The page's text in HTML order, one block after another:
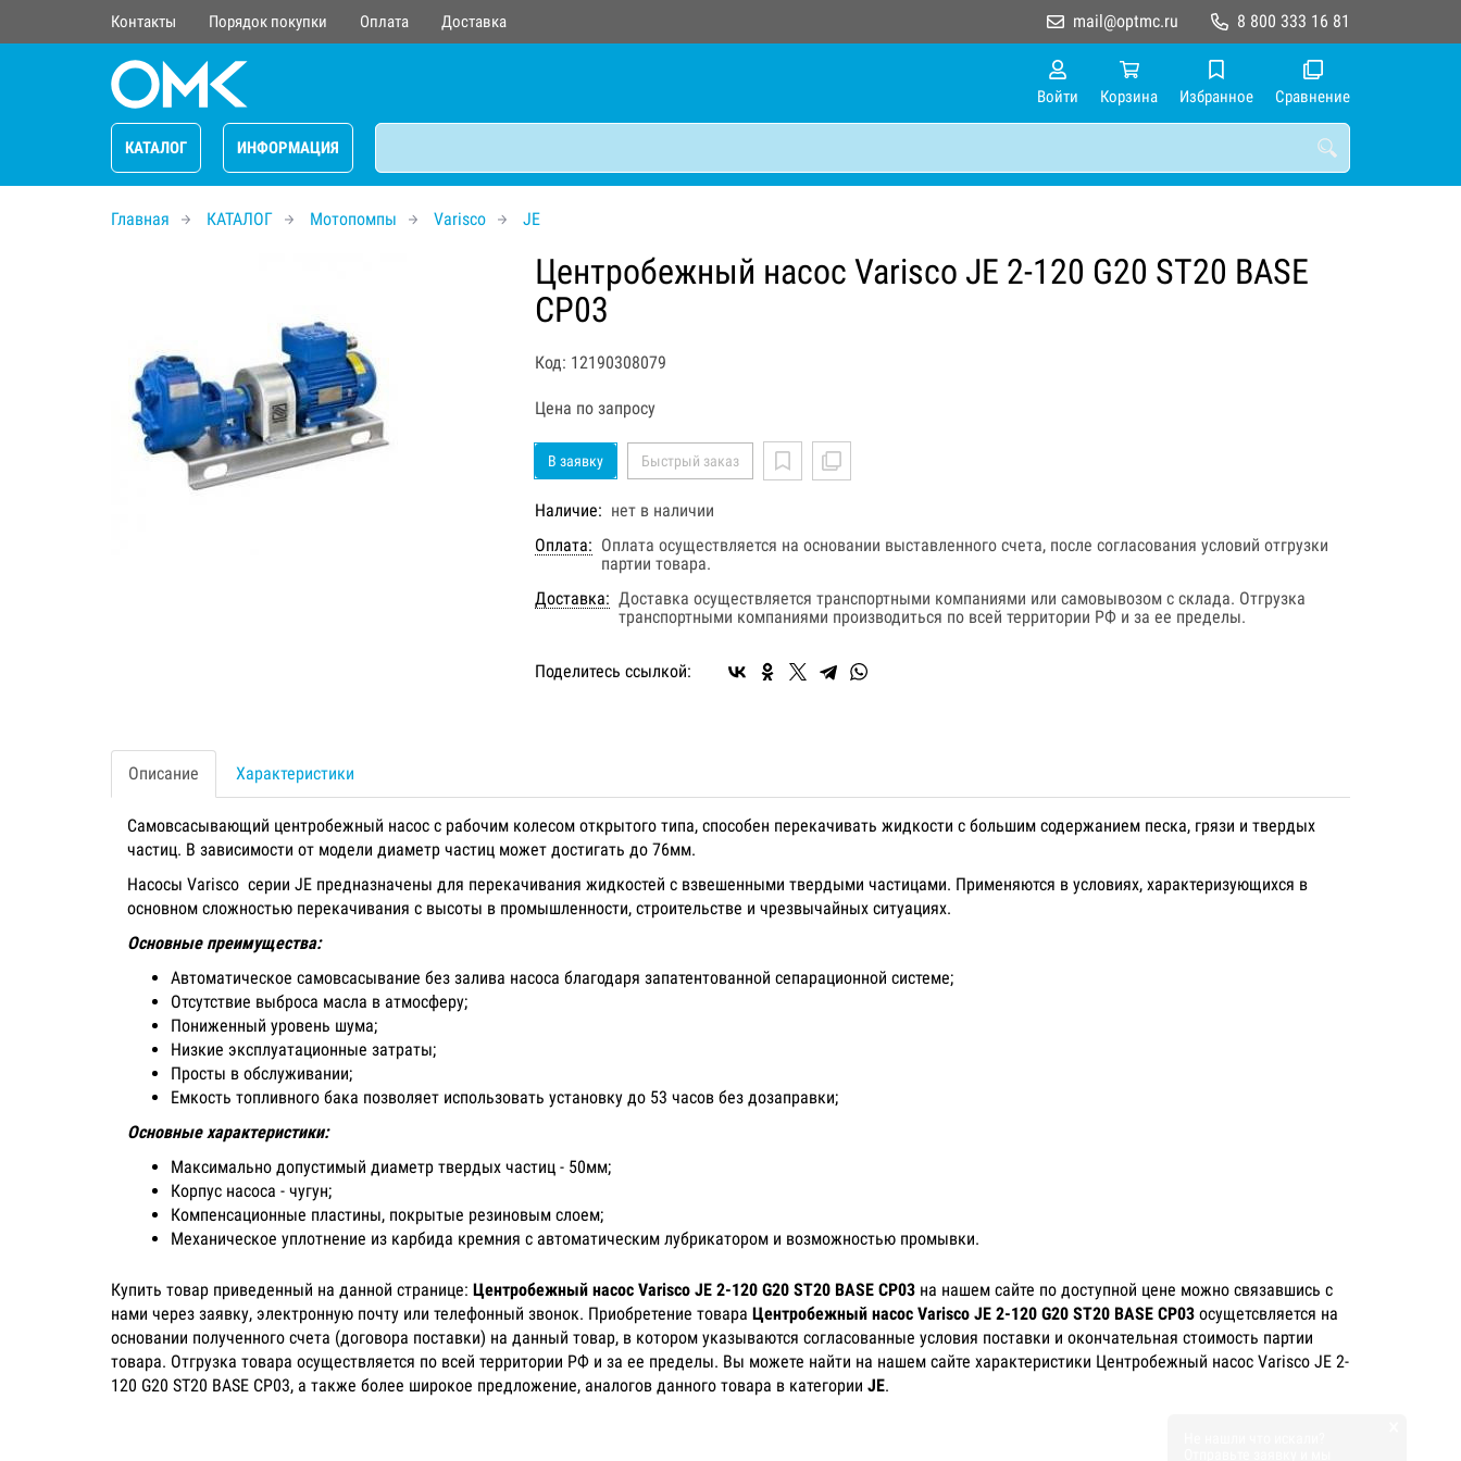
Контакты Порядок покупки Оплата Доставка 8 800 333 16 81
mail@optmc.ru
Войти Корзина Избранное Сравнение
КАТАЛОГ ИНФОРМАЦИЯ
Главная КАТАЛОГ Мотопомпы Varisco JE
Центробежный насос Varisco JE 2-120 G20 ST20 BASE
CP03
Код: 12190308079
Цена по запросу
В заявку Быстрый заказ
Наличие: нет в наличии
Оплата: Оплата осуществляется на основании выставленного счета, после согласования условий отгрузки
партии товара.
Доставка: Доставка осуществляется транспортными компаниями или самовывозом с склада. Отгрузка
транспортными компаниями производиться по всей территории РФ и за ее пределы.
Поделитесь ссылкой:
Описание Характеристики
Самовсасывающий центробежный насос с рабочим колесом открытого типа, способен перекачивать жидкости с большим содержанием песка, грязи и твердых
частиц. В зависимости от модели диаметр частиц может достигать до 76мм.
Насосы Varisco серии JE предназначены для перекачивания жидкостей с взвешенными твердыми частицами. Применяются в условиях, характеризующихся в
основном сложностью перекачивания с высоты в промышленности, строительстве и чрезвычайных ситуациях.
Основные преимущества:
Автоматическое самовсасывание без залива насоса благодаря запатентованной сепарационной системе;
Отсутствие выброса масла в атмосферу;
Пониженный уровень шума;
Низкие эксплуатационные затраты;
Просты в обслуживании;
Емкость топливного бака позволяет использовать установку до 53 часов без дозаправки;
Основные характеристики:
Максимально допустимый диаметр твердых частиц - 50мм;
Корпус насоса - чугун;
Компенсационные пластины, покрытые резиновым слоем;
Механическое уплотнение из карбида кремния с автоматическим лубрикатором и возможностью промывки.
Купить товар приведенный на данной странице: Центробежный насос Varisco JE 2-120 G20 ST20 BASE CP03 на нашем сайте по доступной цене можно связавшись с
нами через заявку, электронную почту или телефонный звонок. Приобретение товара Центробежный насос Varisco JE 2-120 G20 ST20 BASE CP03 осущетсвляется на
основании полученного счета (договора поставки) на данный товар, в котором указываются согласованные условия поставки и окончательная стоимость партии
товара. Отгрузка товара осуществляется по всей территории РФ и за ее пределы. Вы можете найти на нашем сайте характеристики Центробежный насос Varisco JE 2-
120 G20 ST20 BASE CP03, а также более широкое предложение, аналогов данного товара в категории JE.